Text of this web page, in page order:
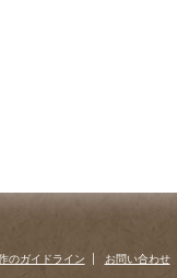
のガイドライン お問い合わせ